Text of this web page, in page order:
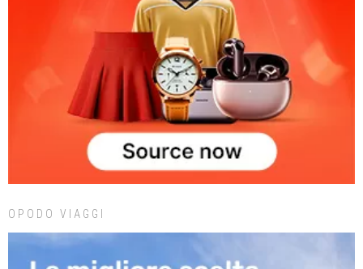
OPODO VIAGGI